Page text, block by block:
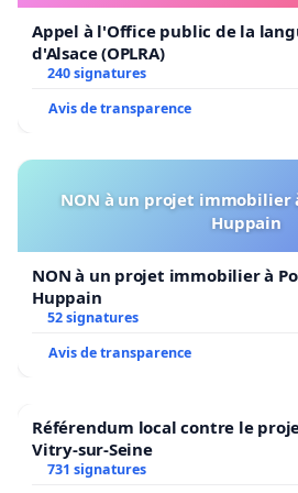
rien. A présent la Boum II.
Si vous aussi vous ne voulez plus
Close.
Vidéos et témoignages disponibles:
https://notrebondroit.be/
is een morele verplichting.
tegen burgers die vreedzaam
2021.
Appel à l'Office public de la
d'Alsace (OPLRA)
240 signatures
Avis de transparence
NON à un projet immobilier
Huppain
NON à un projet immobilier à
Huppain
52 signatures
Avis de transparence
Référendum local contre le
Vitry-sur-Seine
731 signatures